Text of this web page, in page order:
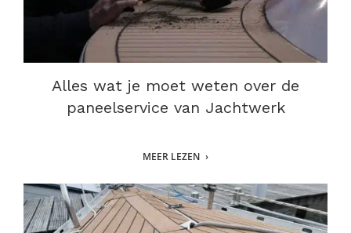
Alles wat je moet weten over de
paneelservice van Jachtwerk
MEER LEZEN